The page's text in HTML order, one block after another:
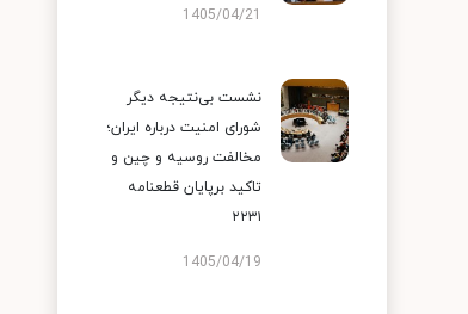
1405/04/21
نشست بی‌نتیجه دیگر
شورای امنیت درباره ایران؛
مخالفت روسیه و چین و
تاکید برپایان قطعنامه
۲۲۳۱
1405/04/19